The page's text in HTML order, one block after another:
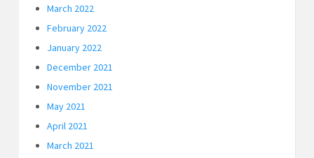
March 2022
February 2022
January 2022
December 2021
November 2021
May 2021
April 2021
March 2021